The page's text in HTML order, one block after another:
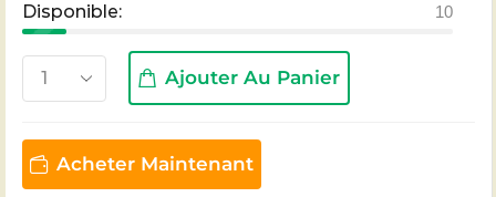
Disponible: 10
Ajouter Au Panier
Acheter Maintenant